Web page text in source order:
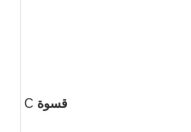
C قسوة